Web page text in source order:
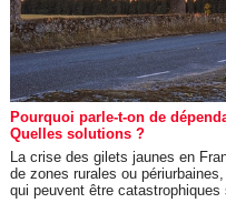
Pourquoi parle-t-on de
Quelles solutions ?
La crise des gilets jaunes en
de zones rurales ou
qui peuvent être